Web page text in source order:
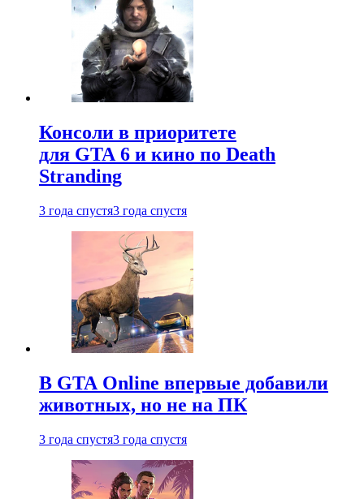
Консоли в приоритете
для GTA 6 и кино по Death
Stranding
3 года спустя3 года спустя
В GTA Online впервые добавили
животных, но не на ПК
3 года спустя3 года спустя